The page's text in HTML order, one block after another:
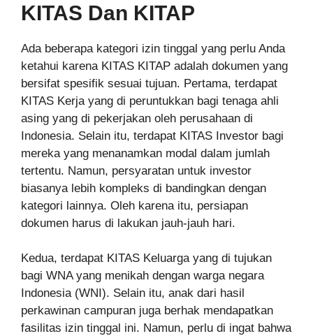
KITAS Dan KITAP
Ada beberapa kategori izin tinggal yang perlu Anda
ketahui karena KITAS KITAP adalah dokumen yang
bersifat spesifik sesuai tujuan. Pertama, terdapat
KITAS Kerja yang di peruntukkan bagi tenaga ahli
asing yang di pekerjakan oleh perusahaan di
Indonesia. Selain itu, terdapat KITAS Investor bagi
mereka yang menanamkan modal dalam jumlah
tertentu. Namun, persyaratan untuk investor
biasanya lebih kompleks di bandingkan dengan
kategori lainnya. Oleh karena itu, persiapan
dokumen harus di lakukan jauh-jauh hari.
Kedua, terdapat KITAS Keluarga yang di tujukan
bagi WNA yang menikah dengan warga negara
Indonesia (WNI). Selain itu, anak dari hasil
perkawinan campuran juga berhak mendapatkan
fasilitas izin tinggal ini. Namun, perlu di ingat bahwa